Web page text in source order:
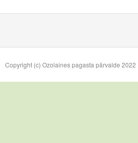
Copyright (c) Ozolaines pagasta pārvalde 2022